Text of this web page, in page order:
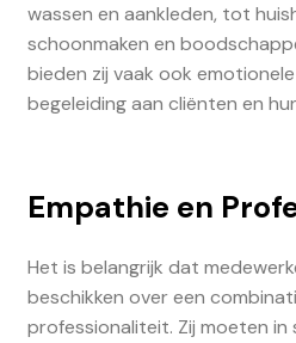
wassen en aankleden, tot
schoonmaken en
bieden zij vaak ook
begeleiding aan cliënten en
Empathie en
Het is belangrijk dat
beschikken over een
professionaliteit. Zij moeten in